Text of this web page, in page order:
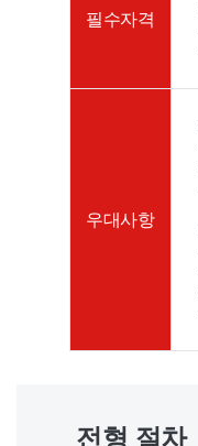
필수자격
우대사항
전형 절차